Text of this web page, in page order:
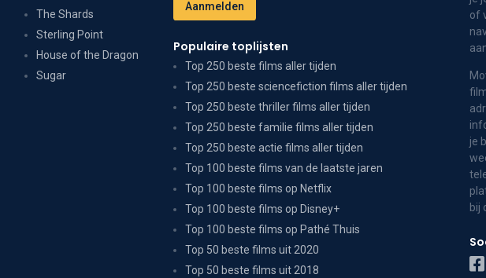
The Shards
Sterling Point
House of the Dragon
Sugar
Populaire toplijsten
Top 250 beste films aller tijden
Top 250 beste sciencefiction films aller tijden
Top 250 beste thriller films aller tijden
Top 250 beste familie films aller tijden
Top 250 beste actie films aller tijden
Top 100 beste films van de laatste jaren
Top 100 beste films op Netflix
Top 100 beste films op Disney+
Top 100 beste films op Pathé Thuis
Top 50 beste films uit 2020
Top 50 beste films uit 2018
of
je
bij